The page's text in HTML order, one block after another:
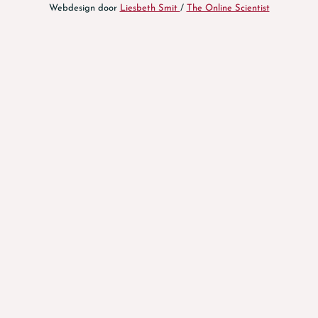
Webdesign door Liesbeth Smit / The Online Scientist